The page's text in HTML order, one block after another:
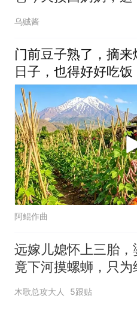
终于团圆了
乌贼酱
门前豆子熟了，摘
日子，也得好好吃饭
阿鲲作曲
远嫁儿媳怀上三胎，
竟下河摸螺蛳，只为
解馋
木歌总攻大人 5跟贴